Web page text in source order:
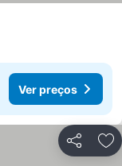
Ver preços
Partilhar